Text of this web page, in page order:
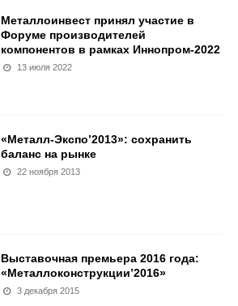
Металлоинвест принял участие в
Форуме производителей
компонентов в рамках Иннопром-2022
13 июля 2022
«Металл-Экспо’2013»: сохранить
баланс на рынке
22 ноября 2013
Выставочная премьера 2016 года:
«Металлоконструкции’2016»
3 декабря 2015